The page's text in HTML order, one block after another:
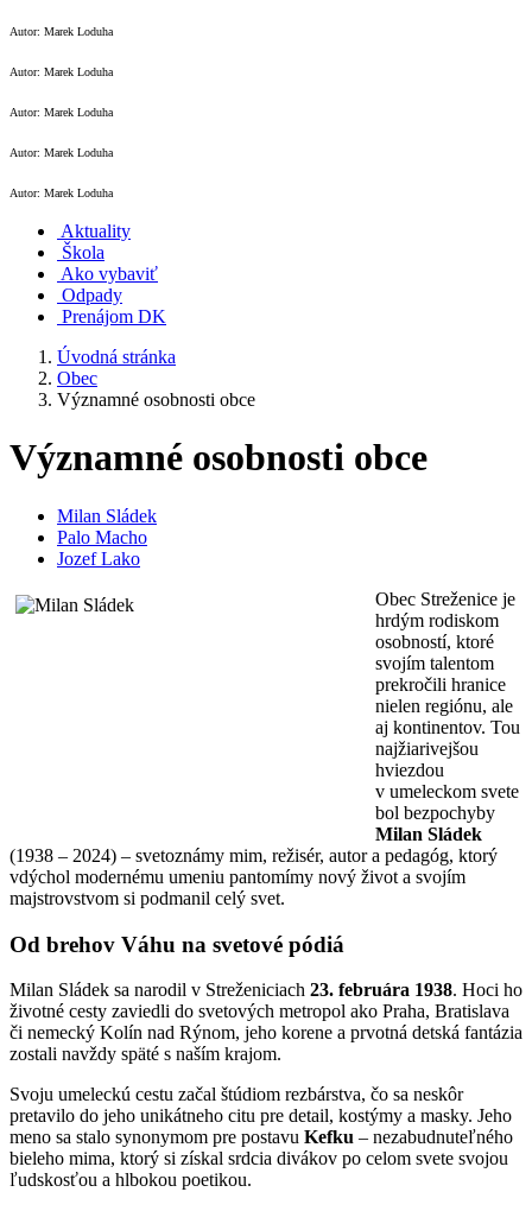
Autor: Marek Loduha
Autor: Marek Loduha
Autor: Marek Loduha
Autor: Marek Loduha
Autor: Marek Loduha
Aktuality
Škola
Ako vybaviť
Odpady
Prenájom DK
Úvodná stránka
Obec
Významné osobnosti obce
Významné osobnosti obce
Milan Sládek
Palo Macho
Jozef Lako
Obec Streženice je
hrdým rodiskom
osobností, ktoré
svojím talentom
prekročili hranice
nielen regiónu, ale
aj kontinentov. Tou
najžiarivejšou
hviezdou
v umeleckom svete
bol bezpochyby
Milan Sládek
(1938 – 2024) – svetoznámy mim, režisér, autor a pedagóg, ktorý
vdýchol modernému umeniu pantomímy nový život a svojím
majstrovstvom si podmanil celý svet.
Od brehov Váhu na svetové pódiá
Milan Sládek sa narodil v Streženiciach 23. februára 1938. Hoci ho
životné cesty zaviedli do svetových metropol ako Praha, Bratislava
či nemecký Kolín nad Rýnom, jeho korene a prvotná detská fantázia
zostali navždy späté s naším krajom.
Svoju umeleckú cestu začal štúdiom rezbárstva, čo sa neskôr
pretavilo do jeho unikátneho citu pre detail, kostýmy a masky. Jeho
meno sa stalo synonymom pre postavu Kefku – nezabudnuteľného
bieleho mima, ktorý si získal srdcia divákov po celom svete svojou
ľudskosťou a hlbokou poetikou.